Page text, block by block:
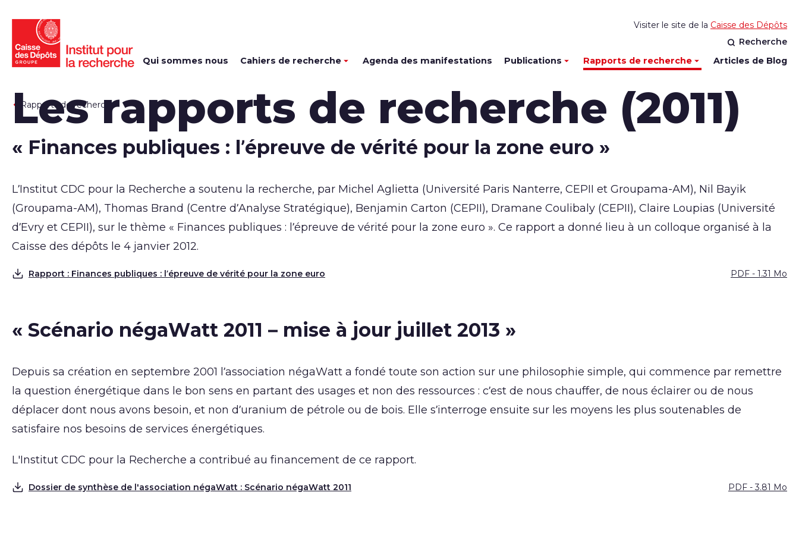
Qui sommes nous Cahiers de recherche Agenda des manifestations Publications Rapports de recherche Articles de Blog
Recherche
Visiter le site de la Caisse des Dépôts
Rapports de recherche
Les rapports de recherche (2011)
« Finances publiques : l’épreuve de vérité pour la zone euro »
L’Institut CDC pour la Recherche a soutenu la recherche, par Michel Aglietta (Université Paris Nanterre, CEPII et Groupama-AM), Nil Bayik
(Groupama-AM), Thomas Brand (Centre d’Analyse Stratégique), Benjamin Carton (CEPII), Dramane Coulibaly (CEPII), Claire Loupias (Université
d’Evry et CEPII), sur le thème « Finances publiques : l’épreuve de vérité pour la zone euro ». Ce rapport a donné lieu à un colloque organisé à la
Caisse des dépôts le 4 janvier 2012.
Télécharger
Rapport : Finances publiques : l’épreuve de vérité pour la zone euro PDF - 1.31 Mo
« Scénario négaWatt 2011 – mise à jour juillet 2013 »
Depuis sa création en septembre 2001 l’association négaWatt a fondé toute son action sur une philosophie simple, qui commence par remettre
la question énergétique dans le bon sens en partant des usages et non des ressources : c’est de nous chauffer, de nous éclairer ou de nous
déplacer dont nous avons besoin, et non d’uranium de pétrole ou de bois. Elle s’interroge ensuite sur les moyens les plus soutenables de
satisfaire nos besoins de services énergétiques.
L'Institut CDC pour la Recherche a contribué au financement de ce rapport.
Télécharger
Dossier de synthèse de l'association négaWatt : Scénario négaWatt 2011 PDF - 3.81 Mo